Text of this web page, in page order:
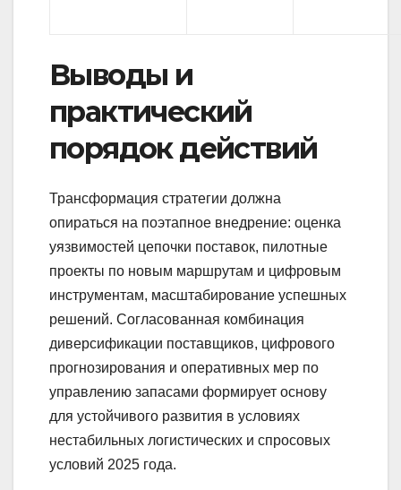
Выводы и
практический
порядок действий
Трансформация стратегии должна
опираться на поэтапное внедрение: оценка
уязвимостей цепочки поставок, пилотные
проекты по новым маршрутам и цифровым
инструментам, масштабирование успешных
решений. Согласованная комбинация
диверсификации поставщиков, цифрового
прогнозирования и оперативных мер по
управлению запасами формирует основу
для устойчивого развития в условиях
нестабильных логистических и спросовых
условий 2025 года.